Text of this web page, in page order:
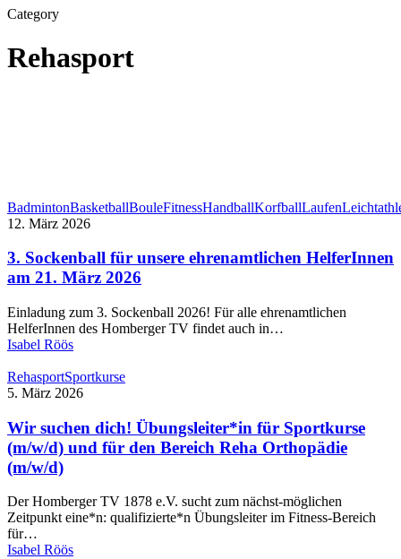
Category
Rehasport
BadmintonBasketballBouleFitnessHandballKorfballLaufen
12. März 2026
3. Sockenball für unsere ehrenamtlichen HelferInnen
am 21. März 2026
Einladung zum 3. Sockenball 2026! Für alle ehrenamtlichen
HelferInnen des Homberger TV findet auch in…
Isabel Röös
RehasportSportkurse
5. März 2026
Wir suchen dich! Übungsleiter*in für Sportkurse
(m/w/d) und für den Bereich Reha Orthopädie
(m/w/d)
Der Homberger TV 1878 e.V. sucht zum nächst-möglichen
Zeitpunkt eine*n: qualifizierte*n Übungsleiter im Fitness-Bereich
für…
Isabel Röös